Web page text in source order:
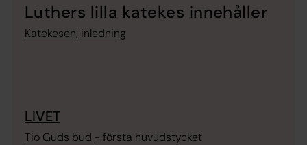
Luthers lilla katekes innehåller
Katekesen, inledning
LIVET
Tio Guds bud - första huvudstycket